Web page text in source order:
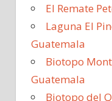
El Remate
Laguna El
Guatemala
Biotopo
Guatemala
Biotopo del